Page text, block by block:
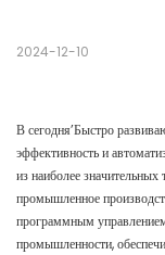
2024-12-10
В сегодня’Быстро
эффективность и
из наиболее
промышленное
программным
промышленности,